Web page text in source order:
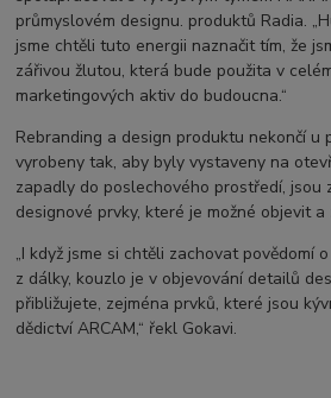
průmyslovém designu. produktů Radia.
jsme chtěli tuto energii naznačit tím, že
zářivou žlutou, která bude použita v
marketingových aktiv do budoucna.“
Rebranding a design produktu nekončí u
vyrobeny tak, aby byly vystaveny na
zapadly do poslechového prostředí, jsou
designové prvky, které je možné objevit
„I když jsme si chtěli zachovat povědomí
z dálky, kouzlo je v objevování detailů
přibližujete, zejména prvků, které jsou
dědictví ARCAM,“ řekl Gokavi.